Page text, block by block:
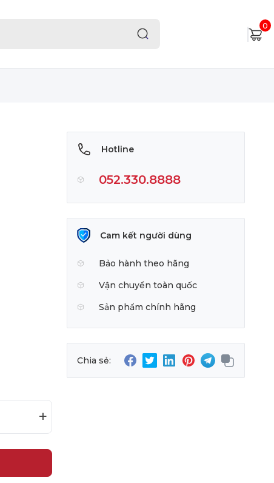
0
+
Hotline
052.330.8888
Cam kết người dùng
Bảo hành theo hãng
Vận chuyển toàn quốc
Sản phẩm chính hãng
Chia sẻ: